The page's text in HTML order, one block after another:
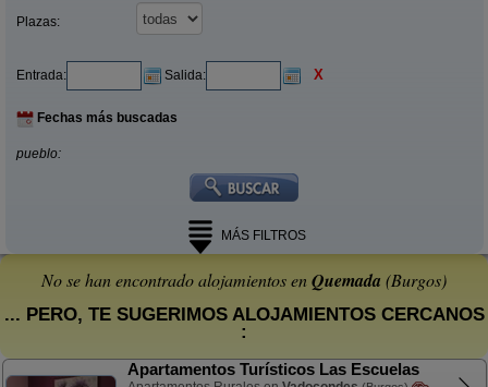
Plazas:
Entrada: Salida: X
Fechas más buscadas
pueblo:
MÁS FILTROS
No se han encontrado alojamientos enQuemada (Burgos)
... PERO, TE SUGERIMOS ALOJAMIENTOS CERCANOS
:
Apartamentos Turísticos Las Escuelas